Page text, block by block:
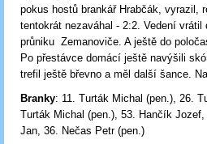
pokus hostů brankář Hrabčák, vyrazil,
tentokrát nezaváhal - 2:2. Vedení
průniku Zemanoviče. A ještě do
Po přestávce domácí ještě navýšili
trefil ještě břevno a měl další šance.
Branky: 11. Turták Michal (pen.), 26.
Turták Michal (pen.), 53. Hančík
Jan, 36. Nečas Petr (pen.)